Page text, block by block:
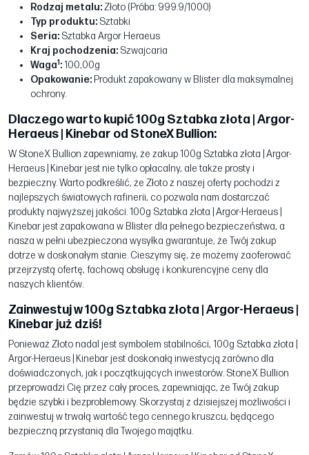
Rodzaj metalu:Złoto (Próba: 999.9/1000)
Typ produktu: Sztabki
Seria: Sztabka Argor Heraeus
Kraj pochodzenia: Szwajcaria
Waga1: 100,00g
Opakowanie: Produkt zapakowany w Blister dla maksymalnej
ochrony.
Dlaczego warto kupić 100g Sztabka złota | Argor-
Heraeus | Kinebar od StoneX Bullion:
W StoneX Bullion zapewniamy, że zakup 100g Sztabka złota | Argor-
Heraeus | Kinebar jest nie tylko opłacalny, ale także prosty i
bezpieczny. Warto podkreślić, że Złoto z naszej oferty pochodzi z
najlepszych światowych rafinerii, co pozwala nam dostarczać
produkty najwyższej jakości. 100g Sztabka złota | Argor-Heraeus |
Kinebar jest zapakowana w Blister dla pełnego bezpieczeństwa, a
nasza w pełni ubezpieczona wysyłka gwarantuje, że Twój zakup
dotrze w doskonałym stanie. Cieszymy się, że możemy zaoferować
przejrzystą ofertę, fachową obsługę i konkurencyjne ceny dla
naszych klientów.
Zainwestuj w 100g Sztabka złota | Argor-Heraeus |
Kinebar już dziś!
Ponieważ Złoto nadal jest symbolem stabilności, 100g Sztabka złota |
Argor-Heraeus | Kinebar jest doskonałą inwestycją zarówno dla
doświadczonych, jak i początkujących inwestorów. StoneX Bullion
przeprowadzi Cię przez cały proces, zapewniając, że Twój zakup
będzie szybki i bezproblemowy. Skorzystaj z dzisiejszej możliwości i
zainwestuj w trwałą wartość tego cennego kruszcu, będącego
bezpieczną przystanią dla Twojego majątku.